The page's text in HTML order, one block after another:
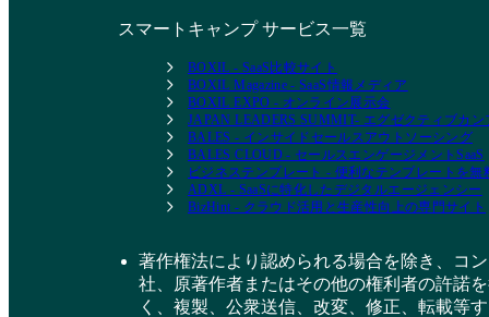
スマートキャンプ サービス一覧
BOXIL - SaaS比較サイト
BOXIL Magazine - SaaS情報メディア
BOXIL EXPO - オンライン展示会
JAPAN LEADERS SUMMIT- エグゼクティブカン
BALES - インサイドセールスアウトソーシング
BALES CLOUD - セールスエンゲージメントSaaS
ビジネステンプレート - 便利なテンプレートを無
ADXL - SaaSに特化したデジタルエージェンシー
BizHint - クラウド活用と生産性向上の専門サイト
著作権法により認められる場合を除き、コ
社、原著作者またはその他の権利者の許諾
く、複製、公衆送信、改変、修正、転載等